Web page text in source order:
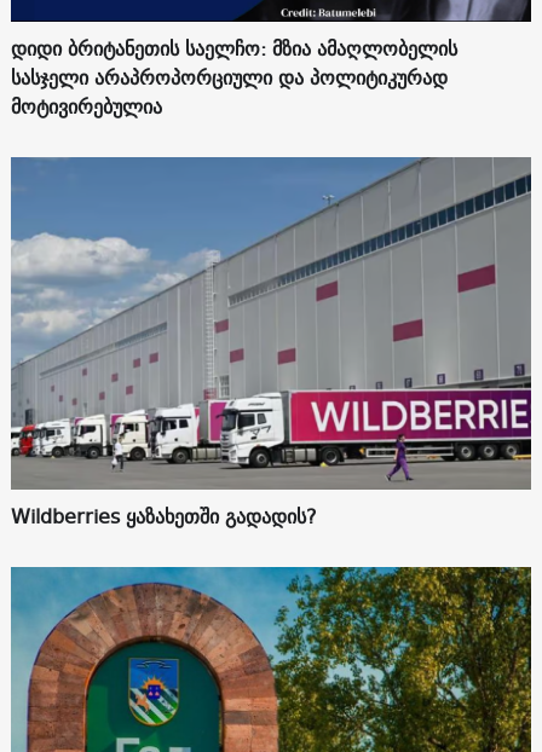
დიდი ბრიტანეთის საელჩო: მზია ამაღლობელის
სასჯელი არაპროპორციული და პოლიტიკურად
მოტივირებულია
Wildberries ყაზახეთში გადადის?